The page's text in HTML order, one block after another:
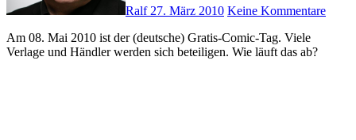
Ralf27. März 2010 Keine Kommentare
Am 08. Mai 2010 ist der (deutsche) Gratis-Comic-Tag. Viele
Verlage und Händler werden sich beteiligen. Wie läuft das ab?